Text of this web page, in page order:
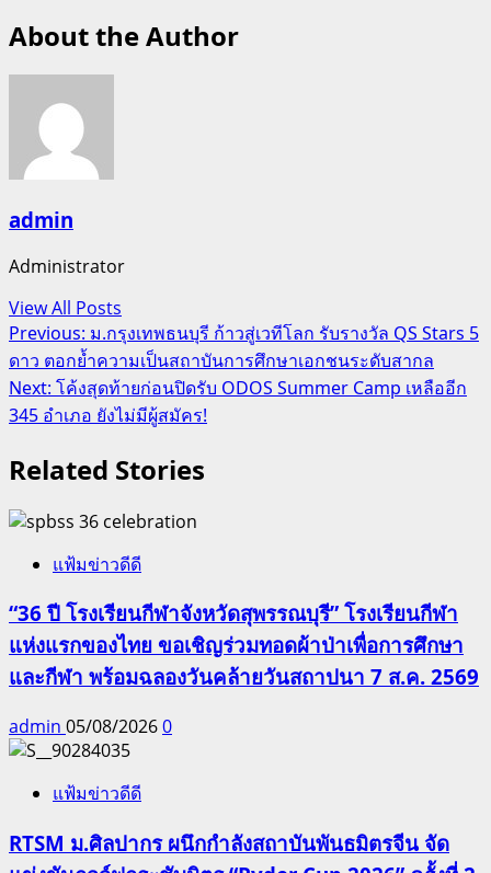
About the Author
admin
Administrator
View All Posts
Post
navigation
Previous: ม.กรุงเทพธนบุรี ก้าวสู่เวทีโลก รับรางวัล QS Stars 5
ดาว ตอกย้ำความเป็นสถาบันการศึกษาเอกชนระดับสากล
Next: โค้งสุดท้ายก่อนปิดรับ ODOS Summer Camp เหลืออีก
345 อำเภอ ยังไม่มีผู้สมัคร!
Related Stories
แฟ้มข่าวดีดี
“36 ปี โรงเรียนกีฬาจังหวัดสุพรรณบุรี” โรงเรียนกีฬา
แห่งแรกของไทย ขอเชิญร่วมทอดผ้าป่าเพื่อการศึกษา
และกีฬา พร้อมฉลองวันคล้ายวันสถาปนา 7 ส.ค. 2569
admin 05/08/20260
แฟ้มข่าวดีดี
RTSM ม.ศิลปากร ผนึกกำลังสถาบันพันธมิตรจีน จัด